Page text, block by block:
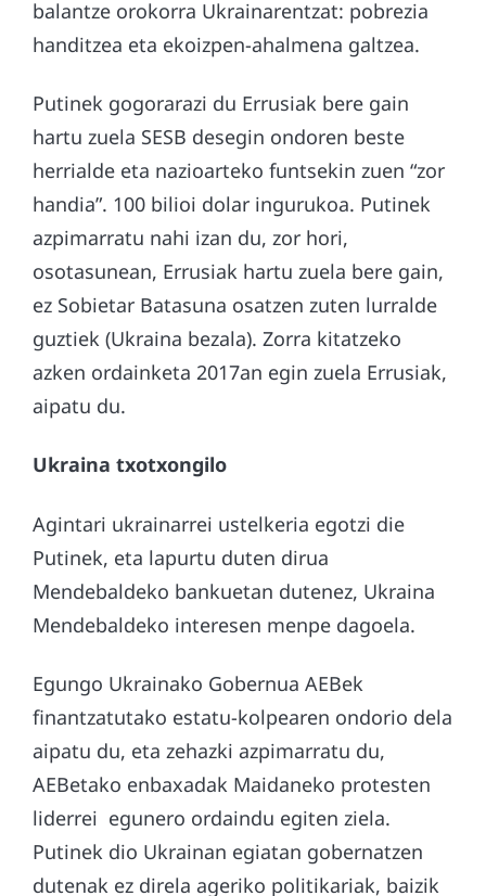
balantze orokorra Ukrainarentzat: pobrezia
handitzea eta ekoizpen-ahalmena galtzea.
Putinek gogorarazi du Errusiak bere gain
hartu zuela SESB desegin ondoren beste
herrialde eta nazioarteko funtsekin zuen “zor
handia”. 100 bilioi dolar ingurukoa. Putinek
azpimarratu nahi izan du, zor hori,
osotasunean, Errusiak hartu zuela bere gain,
ez Sobietar Batasuna osatzen zuten lurralde
guztiek (Ukraina bezala). Zorra kitatzeko
azken ordainketa 2017an egin zuela Errusiak,
aipatu du.
Ukraina txotxongilo
Agintari ukrainarrei ustelkeria egotzi die
Putinek, eta lapurtu duten dirua
Mendebaldeko bankuetan dutenez, Ukraina
Mendebaldeko interesen menpe dagoela.
Egungo Ukrainako Gobernua AEBek
finantzatutako estatu-kolpearen ondorio dela
aipatu du, eta zehazki azpimarratu du,
AEBetako enbaxadak Maidaneko protesten
liderrei egunero ordaindu egiten ziela.
Putinek dio Ukrainan egiatan gobernatzen
dutenak ez direla ageriko politikariak, baizik